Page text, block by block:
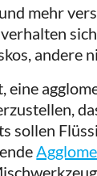
mehr
andere
eine
sollen